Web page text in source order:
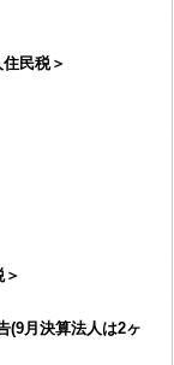
民税＞
(9月決算法人は2ヶ